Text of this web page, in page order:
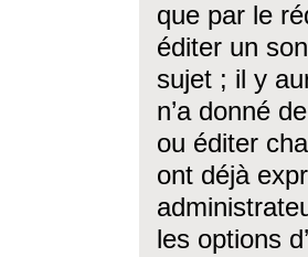
que par le
éditer un
sujet ; il y
n’a donné
ou éditer
ont déjà
les options